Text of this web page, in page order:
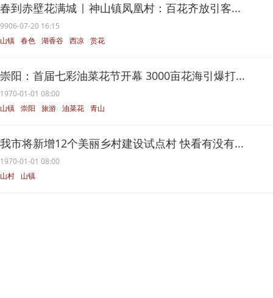
春到赤壁花满城 | 神山镇凤凰村：百花齐放引客...
9906-07-20 16:15
山镇 春色 湖香谷 西凉 赏花
崇阳：首届七彩油菜花节开幕 3000亩花海引爆打...
1970-01-01 08:00
山镇 崇阳 旅游 油菜花 青山
我市将新增12个美丽乡村建设试点村 快看有没有...
1970-01-01 08:00
山村
山镇